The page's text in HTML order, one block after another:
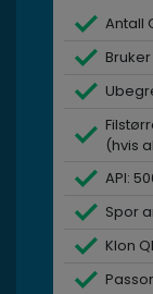
Antall
Bruker
(hvis
API:
Spor
Klon